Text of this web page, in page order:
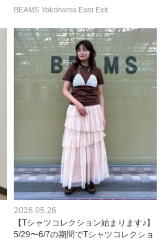
BEAMS Yokohama East Exit
2026.05.26
【Tシャツコレクション始まります♪】
5/29〜6/7の期間でTシャツコレクショ